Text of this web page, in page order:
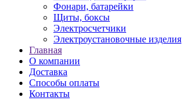
Фонари, батарейки
Щиты, боксы
Электросчетчики
Электроустановочные изделия
Главная
О компании
Доставка
Способы оплаты
Контакты